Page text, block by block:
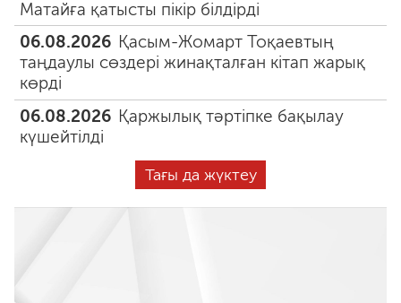
Матайға қатысты пікір білдірді
06.08.2026 Қасым-Жомарт Тоқаевтың
таңдаулы сөздері жинақталған кітап жарық
көрді
06.08.2026 Қаржылық тәртіпке бақылау
күшейтілді
Тағы да жүктеу